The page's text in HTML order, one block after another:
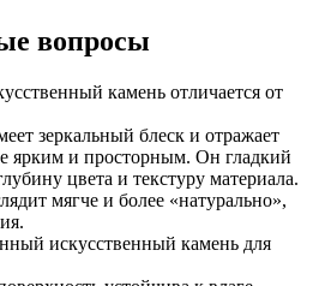
вопросы
камень отличается от
зеркальный блеск и отражает
ярким и просторным. Он гладкий
цвета и текстуру материала.
мягче и более «натурально»,
искусственный камень для